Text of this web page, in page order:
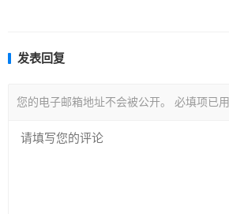
发表回复
您的电子邮箱地址不会被公开。 必填项已用